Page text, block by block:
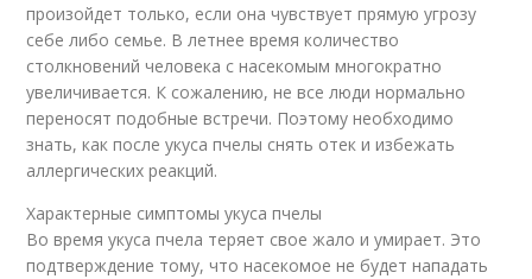
произойдет только, если она чувствует прямую угрозу
себе либо семье. В летнее время количество
столкновений человека с насекомым многократно
увеличивается. К сожалению, не все люди нормально
переносят подобные встречи. Поэтому необходимо
знать, как после укуса пчелы снять отек и избежать
аллергических реакций.
Характерные симптомы укуса пчелы
Во время укуса пчела теряет свое жало и умирает. Это
подтверждение тому, что насекомое не будет нападать